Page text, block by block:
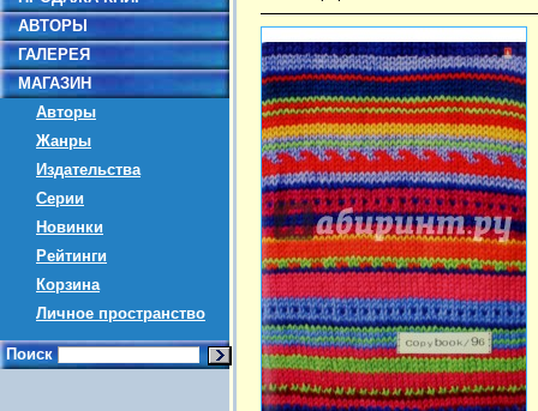
АВТОРЫ
ГАЛЕРЕЯ
МАГАЗИН
Авторы
Жанры
Издательства
Серии
Новинки
Рейтинги
Корзина
Личное пространство
Поиск